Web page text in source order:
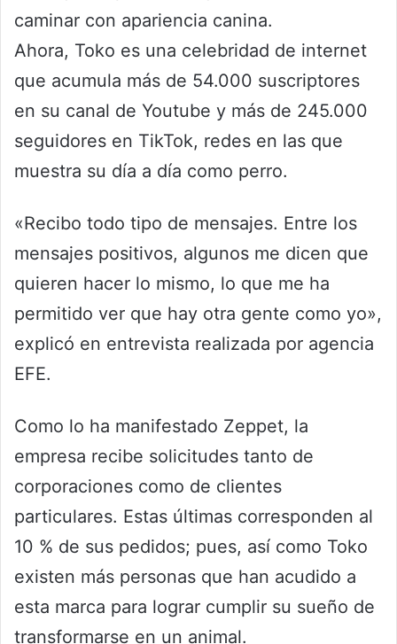
caminar con apariencia canina.
Ahora, Toko es una celebridad de internet
que acumula más de 54.000 suscriptores
en su canal de Youtube y más de 245.000
seguidores en TikTok, redes en las que
muestra su día a día como perro.
«Recibo todo tipo de mensajes. Entre los
mensajes positivos, algunos me dicen que
quieren hacer lo mismo, lo que me ha
permitido ver que hay otra gente como yo»,
explicó en entrevista realizada por agencia
EFE.
Como lo ha manifestado Zeppet, la
empresa recibe solicitudes tanto de
corporaciones como de clientes
particulares. Estas últimas corresponden al
10 % de sus pedidos; pues, así como Toko
existen más personas que han acudido a
esta marca para lograr cumplir su sueño de
transformarse en un animal.